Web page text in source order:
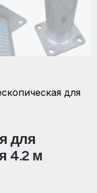
для
для
4.2 м